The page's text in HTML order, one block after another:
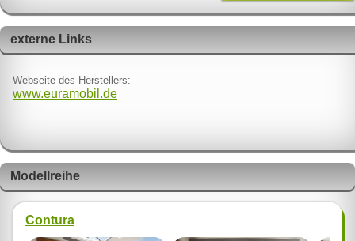
externe Links
Webseite des Herstellers:
www.euramobil.de
Modellreihe
Contura